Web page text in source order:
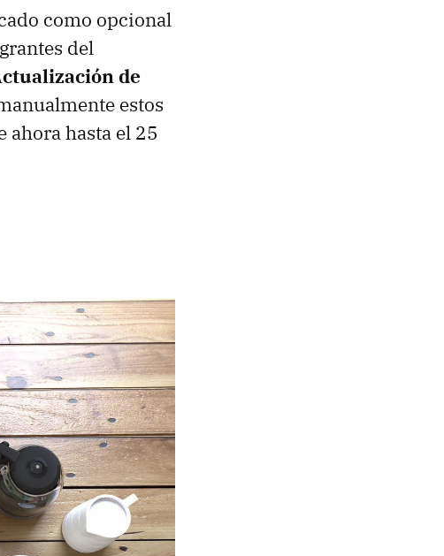
como opcional
del
de
estos
ahora hasta el 25